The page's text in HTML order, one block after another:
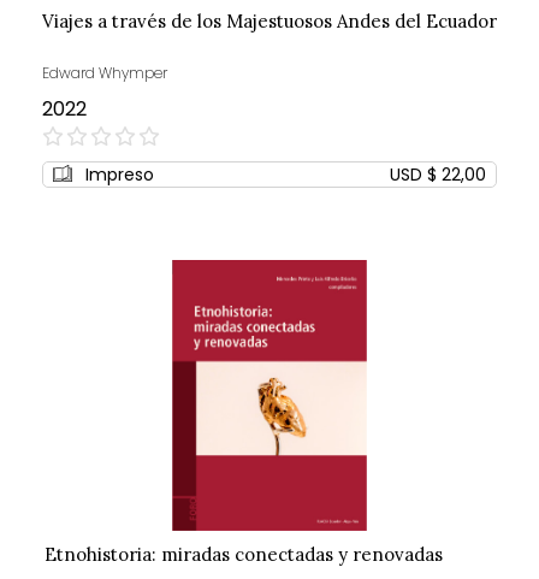
Viajes a través de los Majestuosos Andes del Ecuador
Edward Whymper
2022
0%
Impreso USD $ 22,00
Etnohistoria: miradas conectadas y renovadas